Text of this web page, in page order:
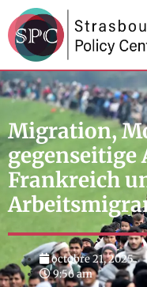
Migration,
gegenseitige
Frankreich
octobre 21, 2025
9:56 am